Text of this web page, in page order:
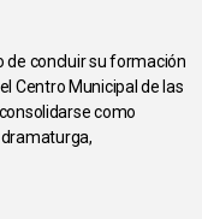
de concluir su formación
Centro Municipal de las
como